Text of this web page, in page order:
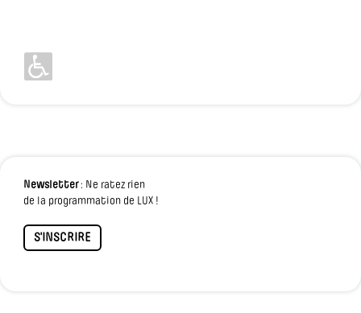
Newsletter: Ne ratez rien
de la programmation de LUX !
S'INSCRIRE